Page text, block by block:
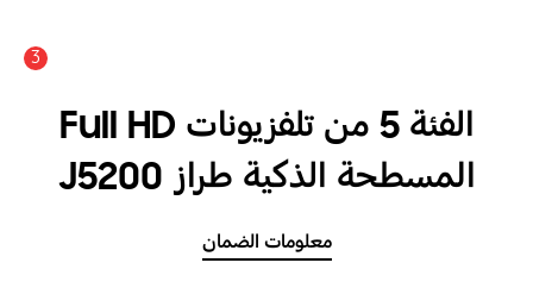
3
الفئة 5 من تلفزيونات Full HD
المسطحة الذكية طراز J5200
مع شاشة 40 بوصة
معلومات الضمان